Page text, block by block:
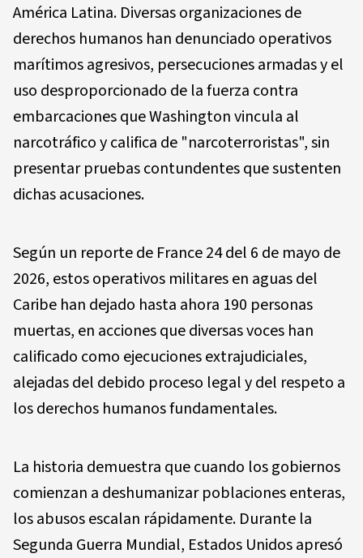
América Latina. Diversas organizaciones de
derechos humanos han denunciado operativos
marítimos agresivos, persecuciones armadas y el
uso desproporcionado de la fuerza contra
embarcaciones que Washington vincula al
narcotráfico y califica de "narcoterroristas", sin
presentar pruebas contundentes que sustenten
dichas acusaciones.
Según un reporte de France 24 del 6 de mayo de
2026, estos operativos militares en aguas del
Caribe han dejado hasta ahora 190 personas
muertas, en acciones que diversas voces han
calificado como ejecuciones extrajudiciales,
alejadas del debido proceso legal y del respeto a
los derechos humanos fundamentales.
La historia demuestra que cuando los gobiernos
comienzan a deshumanizar poblaciones enteras,
los abusos escalan rápidamente. Durante la
Segunda Guerra Mundial, Estados Unidos apresó